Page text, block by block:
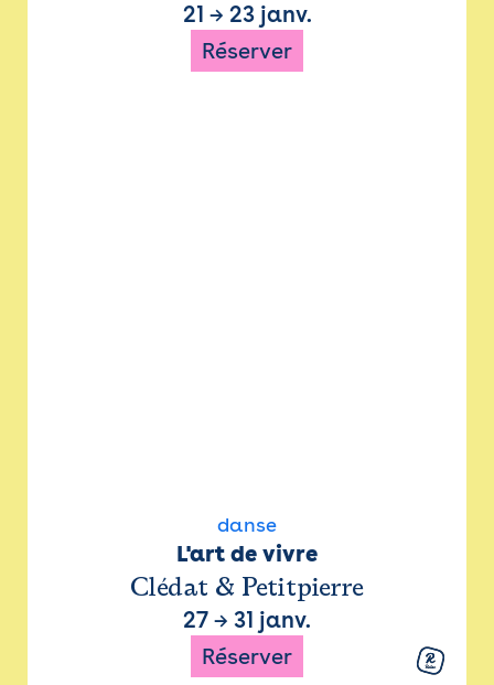
21 → 23 janv.
Réserver
danse
L'art de vivre
Clédat & Petitpierre
27 → 31 janv.
Réserver